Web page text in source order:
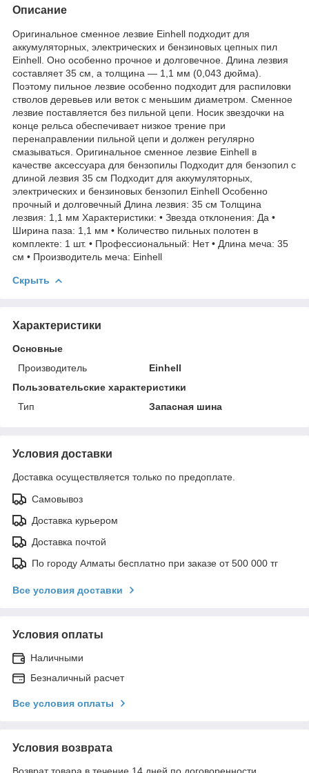
Описание
Оригинальное сменное лезвие Einhell подходит для
аккумуляторных, электрических и бензиновых цепных пил
Einhell. Оно особенно прочное и долговечное. Длина лезвия
составляет 35 см, а толщина — 1,1 мм (0,043 дюйма).
Поэтому пильное лезвие особенно подходит для распиловки
стволов деревьев или веток с меньшим диаметром. Сменное
лезвие поставляется без пильной цепи. Носик звездочки на
конце рельса обеспечивает низкое трение при
перенаправлении пильной цепи и должен регулярно
смазываться. Оригинальное сменное лезвие Einhell в
качестве аксессуара для бензопилы Подходит для бензопил с
длиной лезвия 35 см Подходит для аккумуляторных,
электрических и бензиновых бензопил Einhell Особенно
прочный и долговечный Длина лезвия: 35 см Толщина
лезвия: 1,1 мм Характеристики: • Звезда отклонения: Да •
Ширина паза: 1,1 мм • Количество пильных полотен в
комплекте: 1 шт. • Профессиональный: Нет • Длина меча: 35
см • Производитель меча: Einhell
Скрыть
Характеристики
Основные
Производитель
Einhell
Пользовательские характеристики
Тип
Запасная шина
Условия доставки
Доставка осуществляется только по предоплате.
Самовывоз
Доставка курьером
Доставка почтой
По городу Алматы бесплатно при заказе от 500 000 тг
Все условия доставки
Условия оплаты
Наличными
Безналичный расчет
Все условия оплаты
Условия возврата
Возврат товара в течение 14 дней по договоренности